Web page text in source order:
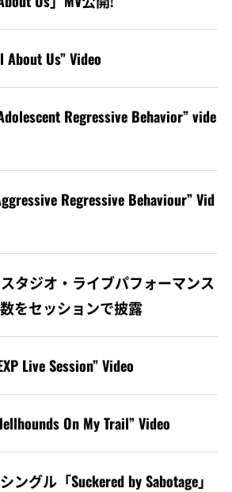
About Us” Video
Regressive Behavior” vide
Regressive Behaviour” Vid
スタジオ・ライブパフォーマンス
をセッションで披露
Live Session” Video
On My Trail” Video
ングル「Suckered by Sabotage」